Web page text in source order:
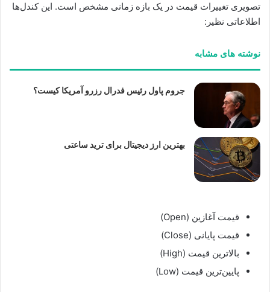
تصویری تغییرات قیمت در یک بازه زمانی مشخص است. این کندل‌ها
اطلاعاتی نظیر:
نوشته های مشابه
جروم پاول رئیس فدرال رزرو آمریکا کیست؟
بهترین ارز دیجیتال برای ترید ساعتی
قیمت آغازین (Open)
قیمت پایانی (Close)
بالاترین قیمت (High)
پایین‌ترین قیمت (Low)